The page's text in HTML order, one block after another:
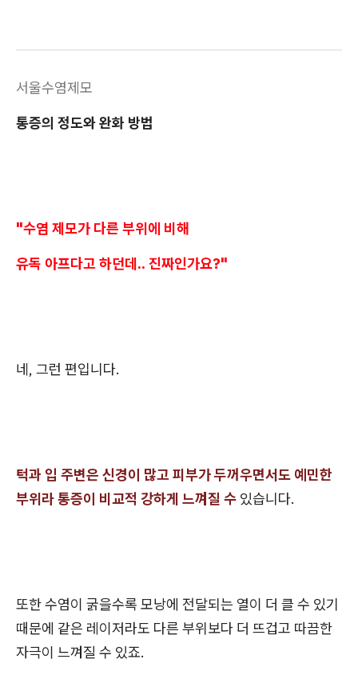
서울수염제모
통증의 정도와 완화 방법
"수염 제모가 다른 부위에 비해
유독 아프다고 하던데.. 진짜인가요?"
네, 그런 편입니다.
턱과 입 주변은 신경이 많고 피부가 두꺼우면서도 예민한
부위라 통증이 비교적 강하게 느껴질 수 있습니다.
또한 수염이 굵을수록 모낭에 전달되는 열이 더 클 수 있기
때문에 같은 레이저라도 다른 부위보다 더 뜨겁고 따끔한
자극이 느껴질 수 있죠.